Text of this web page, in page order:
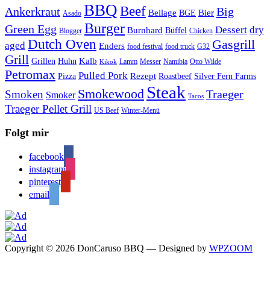
Ankerkraut Asado BBQBeef Beilage BGE Bier Big
Green Egg Blogger Burger Burnhard Büffel Chicken Dessert dry
aged Dutch Oven Enders food festival food truck G32 Gasgrill
Grill Grillen Huhn Kalb Kikok Lamm Messer Namibia Otto Wilde
Petromax Pizza Pulled Pork Rezept Roastbeef Silver Fern Farms
Smoken Smoker Smokewood Steak Tacos Traeger
Traeger Pellet Grill US Beef Winter-Menü
Folgt mir
facebook
instagram
pinterest
email
Copyright © 2026 DonCaruso BBQ — Designed by WPZOOM